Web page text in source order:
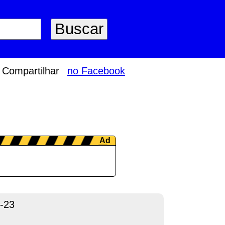
Compartilhar no Facebook
23